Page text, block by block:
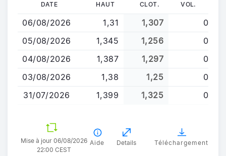
contenu
principal
DATE HAUT CLOT. VOL.
06/08/2026 1,31 1,307
0
05/08/2026
1,345 1,256
0
04/08/2026
1,387 1,297
0
03/08/2026
1,38 1,25
0
31/07/2026
1,399 1,325 0
Mise à jour 06/08/2026
22:00 CEST
Aide Details Téléchargement